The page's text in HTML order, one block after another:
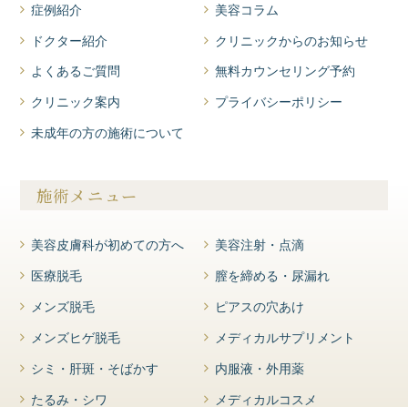
症例紹介
ドクター紹介
よくあるご質問
クリニック案内
未成年の方の施術について
美容コラム
クリニックからのお知らせ
無料カウンセリング予約
プライバシーポリシー
施術メニュー
美容皮膚科が初めての方へ
医療脱毛
メンズ脱毛
メンズヒゲ脱毛
シミ・肝斑・そばかす
たるみ・シワ
美容注射・点滴
膣を締める・尿漏れ
ピアスの穴あけ
メディカルサプリメント
内服液・外用薬
メディカルコスメ